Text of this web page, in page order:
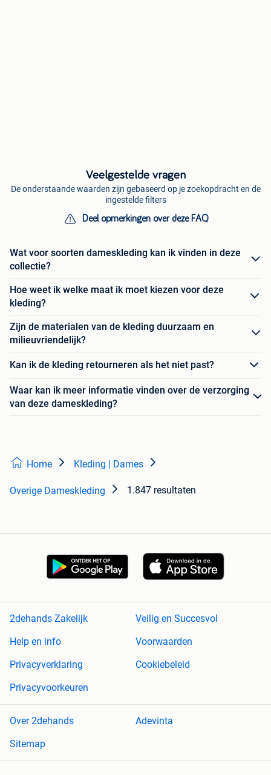
Veelgestelde vragen
De onderstaande waarden zijn gebaseerd op je zoekopdracht en de
ingestelde filters
Deel opmerkingen over deze FAQ
Wat voor soorten dameskleding kan ik vinden in deze
collectie?
Hoe weet ik welke maat ik moet kiezen voor deze
kleding?
Zijn de materialen van de kleding duurzaam en
milieuvriendelijk?
Kan ik de kleding retourneren als het niet past?
Waar kan ik meer informatie vinden over de verzorging
van deze dameskleding?
Home Kleding | Dames
Overige Dameskleding 1.847 resultaten
2dehands Zakelijk
Veilig en Succesvol
Help en info
Voorwaarden
Privacyverklaring
Cookiebeleid
Privacyvoorkeuren
Over 2dehands
Adevinta
Sitemap